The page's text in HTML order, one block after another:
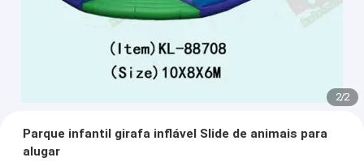
2/2
Parque infantil girafa inflável Slide de animais para
alugar